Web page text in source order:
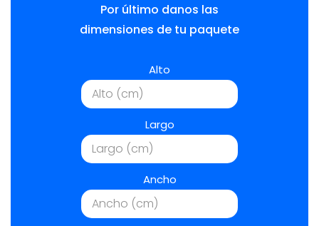
Por último danos las
dimensiones de tu paquete
Alto
Largo
Ancho